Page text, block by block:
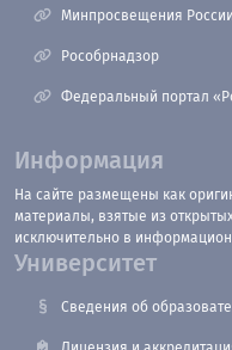
Минпросвещения России
Рособрнадзор
Федеральный портал
Информация
На сайте размещены как
материалы, взятые из
исключительно в
Университет
Сведения об